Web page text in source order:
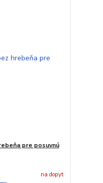
pre posuvnú
na dopyt